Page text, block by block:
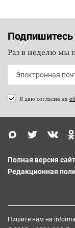
Раз в неделю мы
Я даю согласие на
Полная версия
Редакционная
Пишите нам на